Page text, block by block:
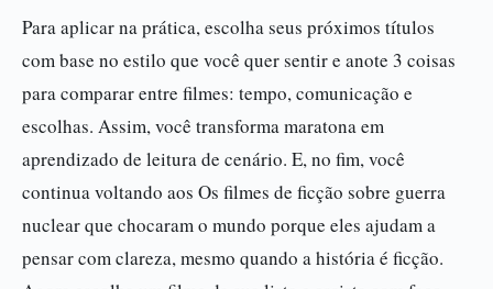
Para aplicar na prática, escolha seus próximos títulos
com base no estilo que você quer sentir e anote 3 coisas
para comparar entre filmes: tempo, comunicação e
escolhas. Assim, você transforma maratona em
aprendizado de leitura de cenário. E, no fim, você
continua voltando aos Os filmes de ficção sobre guerra
nuclear que chocaram o mundo porque eles ajudam a
pensar com clareza, mesmo quando a história é ficção.